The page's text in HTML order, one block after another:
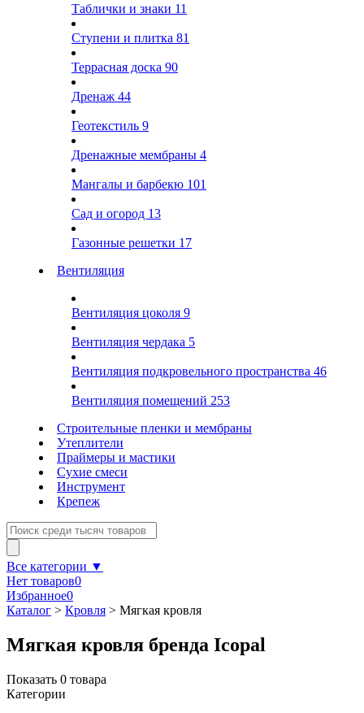
Таблички и знаки 11
Ступени и плитка 81
Террасная доска 90
Дренаж 44
Геотекстиль 9
Дренажные мембраны 4
Мангалы и барбекю 101
Сад и огород 13
Газонные решетки 17
Вентиляция
Вентиляция цоколя 9
Вентиляция чердака 5
Вентиляция подкровельного пространства 46
Вентиляция помещений 253
Строительные пленки и мембраны
Утеплители
Праймеры и мастики
Сухие смеси
Инструмент
Крепеж
Все категории ▼
Нет товаров0
Избранное0
Каталог > Кровля > Мягкая кровля
Мягкая кровля бренда Icopal
Показать 0 товара
Категории